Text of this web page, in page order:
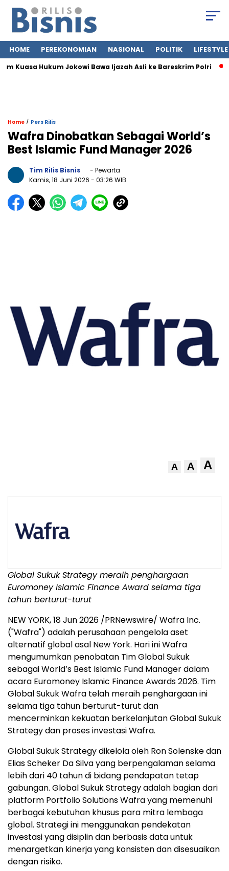
HOME PEREKONOMIAN NASIONAL POLITIK LIFESTYLE
Hukum Jokowi Bawa Ijazah Asli ke Bareskrim Polri
Home / Pers Rilis
Wafra Dinobatkan Sebagai World’s
Best Islamic Fund Manager 2026
Tim Rilis Bisnis
- Pewarta
Kamis, 18 Juni 2026 - 03:26 WIB
A A A
Global Sukuk Strategy meraih penghargaan
Euromoney Islamic Finance Award selama tiga
tahun berturut-turut
NEW YORK,18 Jun 2026 /PRNewswire/ Wafra Inc.
("Wafra") adalah perusahaan pengelola aset
alternatif global asal New York. Hari ini Wafra
mengumumkan penobatan Tim Global Sukuk
sebagai World’s Best Islamic Fund Manager dalam
acara Euromoney Islamic Finance Awards 2026. Tim
Global Sukuk Wafra telah meraih penghargaan ini
selama tiga tahun berturut-turut dan
mencerminkan kekuatan berkelanjutan Global Sukuk
Strategy dan proses investasi Wafra.
Global Sukuk Strategy dikelola oleh Ron Solenske dan
Elias Scheker Da Silva yang berpengalaman selama
lebih dari 40 tahun di bidang pendapatan tetap
gabungan. Global Sukuk Strategy adalah bagian dari
platform Portfolio Solutions Wafra yang memenuhi
berbagai kebutuhan khusus para mitra lembaga
global. Strategi ini menggunakan pendekatan
investasi yang disiplin dan berbasis data untuk
menargetkan kinerja yang konsisten dan disesuaikan
dengan risiko.